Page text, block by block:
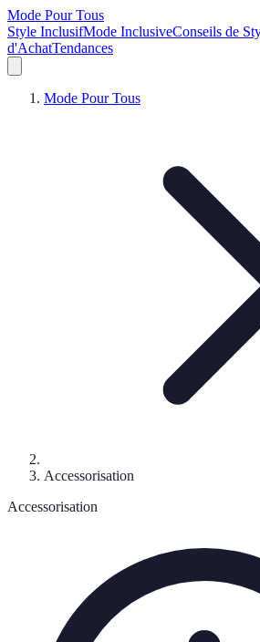
Mode Pour Tous
Style InclusifMode InclusiveConseils de
d'AchatTendances
Mode Pour Tous
Accessorisation
Accessorisation